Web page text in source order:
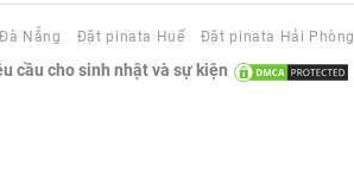
Nẵng Đặt pinata Huế Đặt pinata Hải Phòng
cầu cho sinh nhật và sự kiện